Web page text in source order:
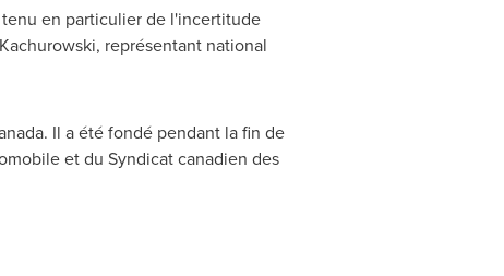
en particulier de l'incertitude
, représentant national
. Il a été fondé pendant la fin de
et du Syndicat canadien des